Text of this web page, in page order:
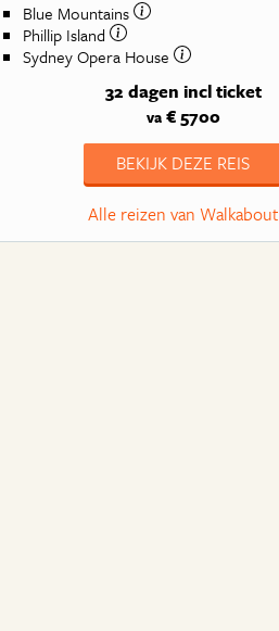
Blue Mountains
Phillip Island
Sydney Opera House
32 dagen incl ticket
va€ 5700
BEKIJK DEZE REIS
Alle reizen van Walkabout